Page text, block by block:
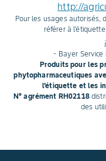
http://
Pour les usages autorisés,
référer à
- Bayer Service
Produits pour les
phytopharmaceutiques
l'étiquette et les
N° agrément RH02118
des